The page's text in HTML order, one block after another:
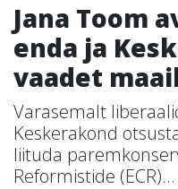
Jana Toom
enda ja
vaadet
Varasemalt
Keskerakond
liituda
Reformistide (ECR)...